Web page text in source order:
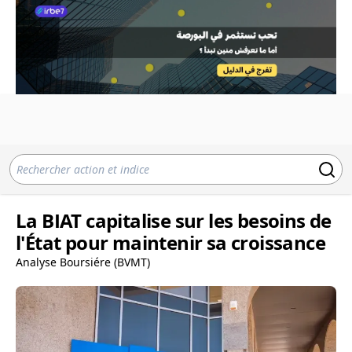
La BIAT capitalise sur les besoins de
l'État pour maintenir sa croissance
Analyse Boursiére (BVMT)